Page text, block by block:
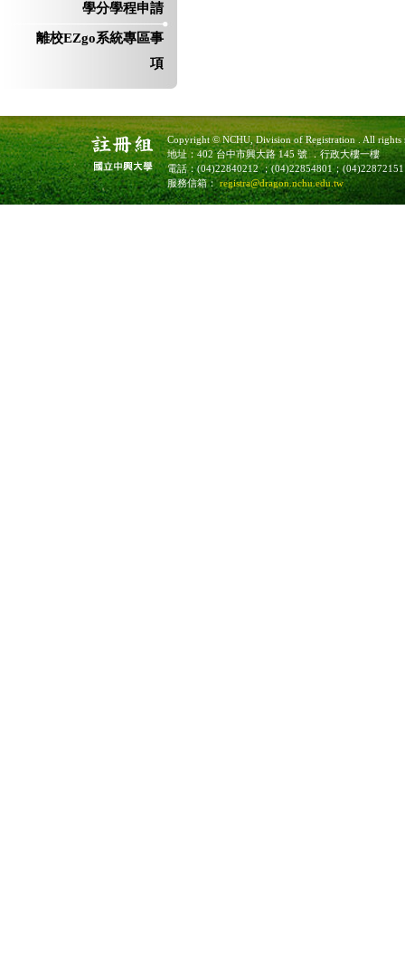
學分學程申請
離校EZgo系統專區事
項
Copyright © NCHU, Division of Registration . All rights
地址：402 台中市興大路 145 號 ．行政大樓一樓
電話：(04)22840212 ；(04)22854801；
服務信箱：registra@dragon.nchu.edu.tw